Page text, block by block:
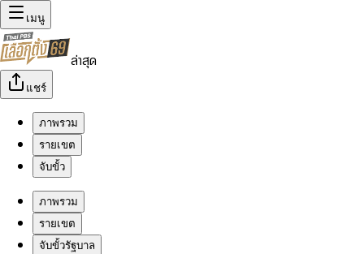
เมนู
ล่าสุด
แชร์
ภาพรวม
รายเขต
จับขั้ว
ภาพรวม
รายเขต
จับขั้วรัฐบาล